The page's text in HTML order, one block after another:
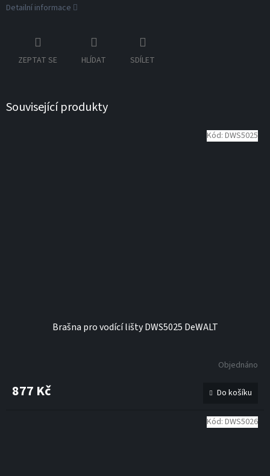
Detailní informace
ZEPTAT SE HLÍDAT SDÍLET
Související produkty
Brašna pro vodící lišty DWS5025 DeWALT
Objednáno
877 Kč Do košíku
Kód: DWS5025
Kód: DWS5026